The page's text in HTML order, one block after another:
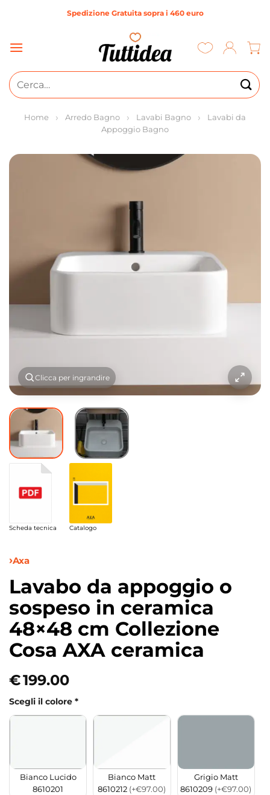
Spedizione Gratuita sopra i 460 euro
Cerca:
Home Arredo Bagno Lavabi Bagno
Lavabi da
Appoggio Bagno
Clicca per ingrandire
Scheda tecnica Catalogo
Axa
Lavabo da appoggio o
sospeso in ceramica
48×48 cm Collezione
Cosa AXA ceramica
€199.00
Scegli il colore *
Bianco Lucido
8610201
Bianco Matt
8610212 (+€97.00)
Grigio Matt
8610209 (+€97.00)